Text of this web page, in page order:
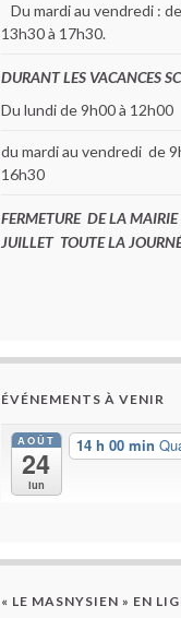
Du mardi au vendredi :
13h30 à 17h30.
DURANT LES VACANCES
Du lundi de 9h00 à 12h00
du mardi au vendredi de
16h30
FERMETURE DE LA
JUILLET TOUTE LA
ÉVÉNEMENTS À VENIR
AOÛT
24
lun
14 h 00 min
« LE MASNYSIEN » EN